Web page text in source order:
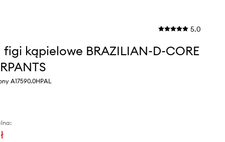
5.0
figi kąpielowe BRAZILIAN-D-CORE
A17590.0HPAL